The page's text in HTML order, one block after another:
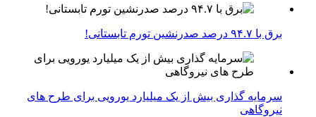
برق با ۹۴.۷ درصد صدرنشین تورم تابستانی!
سرمایه گذاری بیش از یک میلیارد یورویی برای طرح های
نیروگاهی